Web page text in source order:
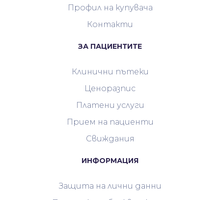
Профил на купувача
Контакти
ЗА ПАЦИЕНТИТЕ
Клинични пътеки
Ценоразпис
Платени услуги
Прием на пациенти
Свиждания
ИНФОРМАЦИЯ
Защита на лични данни